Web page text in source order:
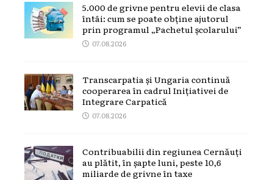
5.000 de grivne pentru elevii de clasa
întâi: cum se poate obține ajutorul
prin programul „Pachetul școlarului”
07.08.2026
Transcarpatia și Ungaria continuă
cooperarea în cadrul Inițiativei de
Integrare Carpatică
07.08.2026
Contribuabilii din regiunea Cernăuți
au plătit, în șapte luni, peste 10,6
miliarde de grivne în taxe